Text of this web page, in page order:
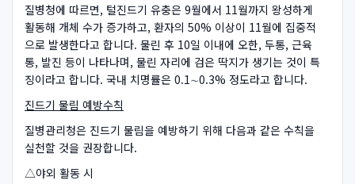
질병청에 따르면, 털진드기 유충은 9월에서 11월까지 왕성하게
활동해 개체 수가 증가하고, 환자의 50% 이상이 11월에 집중적
으로 발생한다고 합니다. 물린 후 10일 이내에 오한, 두통, 근육
통, 발진 등이 나타나며, 물린 자리에 검은 딱지가 생기는 것이 특
징이라고 합니다. 국내 치명률은 0.1∼0.3% 정도라고 합니다.
진드기 물림 예방수칙
질병관리청은 진드기 물림을 예방하기 위해 다음과 같은 수칙을
실천할 것을 권장합니다.
△야외 활동 시